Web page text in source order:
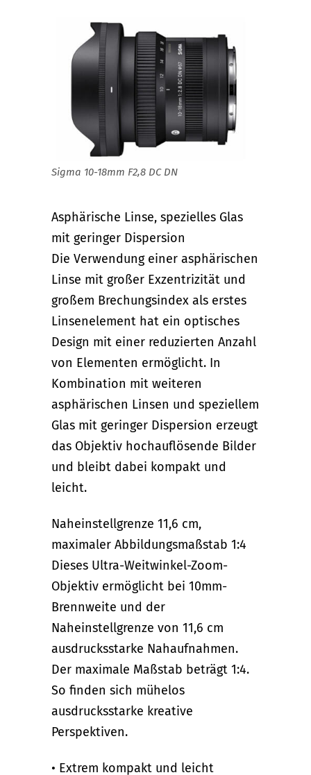
Sigma 10-18mm F2,8 DC DN
Asphärische Linse, spezielles Glas
mit geringer Dispersion
Die Verwendung einer asphärischen
Linse mit großer Exzentrizität und
großem Brechungsindex als erstes
Linsenelement hat ein optisches
Design mit einer reduzierten Anzahl
von Elementen ermöglicht. In
Kombination mit weiteren
asphärischen Linsen und speziellem
Glas mit geringer Dispersion erzeugt
das Objektiv hochauflösende Bilder
und bleibt dabei kompakt und
leicht.
Naheinstellgrenze 11,6 cm,
maximaler Abbildungsmaßstab 1:4
Dieses Ultra-Weitwinkel-Zoom-
Objektiv ermöglicht bei 10mm-
Brennweite und der
Naheinstellgrenze von 11,6 cm
ausdrucksstarke Nahaufnahmen.
Der maximale Maßstab beträgt 1:4.
So finden sich mühelos
ausdrucksstarke kreative
Perspektiven.
• Extrem kompakt und leicht